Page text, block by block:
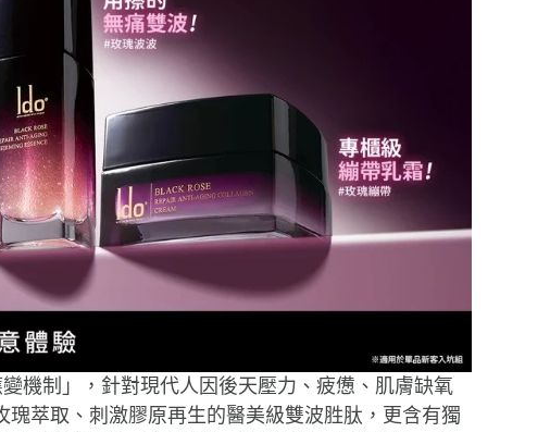
機制」，針對現代人因後天壓力、疲憊、肌膚缺氧
瑰萃取、刺激膠原再生的醫美級雙波胜肽，更含有獨